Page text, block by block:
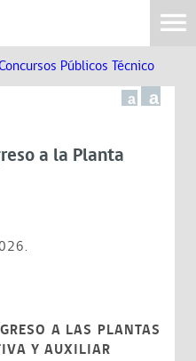
Públicos Técnico
a a
a la Planta
A LAS PLANTAS
Y AUXILIAR